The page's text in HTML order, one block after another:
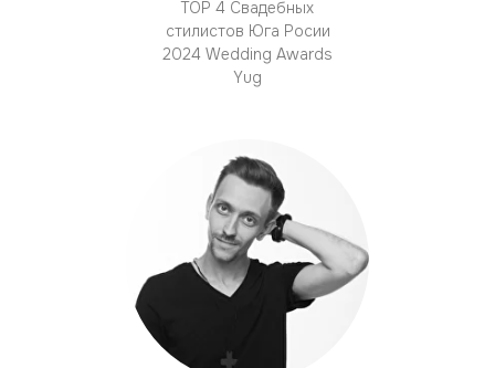
TOP 4 Свадебных
стилистов Юга Росии
2024 Wedding Awards
Yug